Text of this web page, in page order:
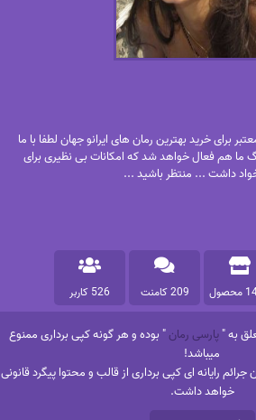
برای خرید بهترین رمان های ایرانو جهان لطفا با ما
ما هم فعال خواهد شد که امکانات بی نظیری برای
داشت ... منتظر باشید ...
209 کامنت 526 کاربر
به "پارسی رمان" بوده و هر گونه کپی برداری ممنوع
میباشد!
قانون جرائم رایانه ای کپی برداری از قالب و محتوا پیگرد قانونی
خواهد داشت.